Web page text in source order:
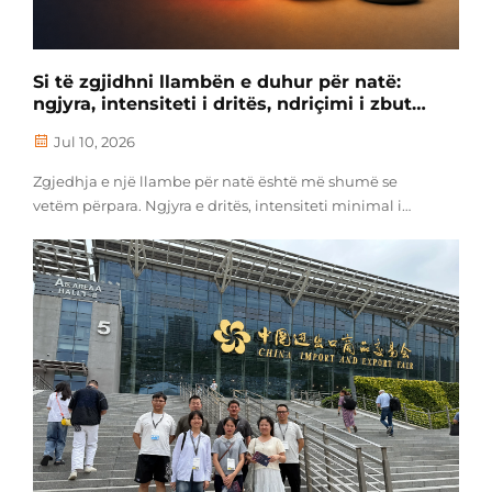
Si të zgjidhni llambën e duhur për natë:
ngjyra, intensiteti i dritës, ndriçimi i zbutur
Jul 10, 2026
Zgjedhja e një llambe për natë është më shumë se
vetëm përpara. Ngjyra e dritës, intensiteti minimal i
baterisë dhe dizajni i kontrollit ndikojnë në atë se sa
praktike dhe komode ndihet një llambë pas darkës. Një
llambë për relaksim para gjumit nuk do të ketë...